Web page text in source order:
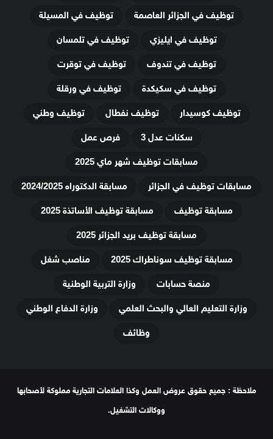
توظيف في الجزائر العاصمة
توظيف في المسيلة
توظيف في ايليزي
توظيف في تلمسان
توظيف في تندوف
توظيف في توقرت
توظيف في سكيكدة
توظيف في ورقلة
توظيف كوسيدار
توظيف نفطال
توظيف وطني
سكنات عدل 3
فرص عمل
مسابقات توظيف شهر ماي 2025
مسابقات توظيف في الجزائر
مسابقة الدكتوراه 2024/2025
مسابقة توظيف
مسابقة توظيف الأساتذة 2025
مسابقة توظيف بريد الجزائر 2025
مسابقة توظيف سوناطراك 2025
مناصب شغل
منصة حسابات
وزارة التربية الوطنية
وزارة التعليم العالي والبحث العلمي
وزارة الدفاع الوطني
وظائف
ملاحظة : جميع حقوق عروض العمل وكذا العلامات التجارية مملوكة لأصحابها
ووكالات التشغيل.